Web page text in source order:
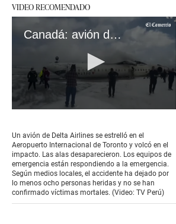
VIDEO RECOMENDADO
Canadá: avión de Delta Airlines se estrelló en el Aeropuerto de Toronto y volcó en el impacto
of
56
seconds
Un avión de Delta Airlines se estrelló en el
Aeropuerto Internacional de Toronto y volcó en el
impacto. Las alas desaparecieron. Los equipos de
emergencia están respondiendo a la emergencia.
Según medios locales, el accidente ha dejado por
lo menos ocho personas heridas y no se han
confirmado víctimas mortales. (Video: TV Perú)